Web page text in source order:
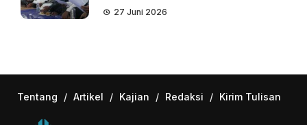
27 Juni 2026
Tentang / Artikel / Kajian / Redaksi / Kirim Tulisan